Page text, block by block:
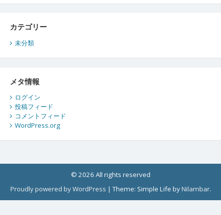
カテゴリー
未分類
メタ情報
ログイン
投稿フィード
コメントフィード
WordPress.org
© 2026 All rights reserved
Proudly powered by WordPress |Theme: Simple Life byNilambar.